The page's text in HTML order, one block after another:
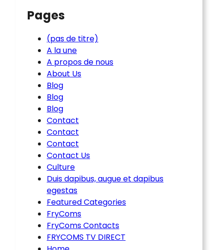
Pages
(pas de titre)
A la une
A propos de nous
About Us
Blog
Blog
Blog
Contact
Contact
Contact
Contact Us
Culture
Duis dapibus, augue et dapibus
egestas
Featured Categories
FryComs
FryComs Contacts
FRYCOMS TV DIRECT